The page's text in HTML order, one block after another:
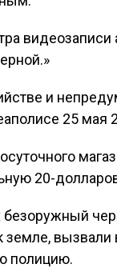
видеозаписи
и
25 мая
20-
вызвали
полицию.